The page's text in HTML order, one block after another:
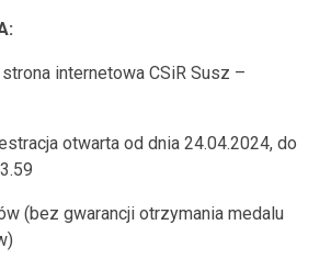
strona internetowa CSiR Susz –
otwarta od dnia 24.04.2024, do
(bez gwarancji otrzymania medalu